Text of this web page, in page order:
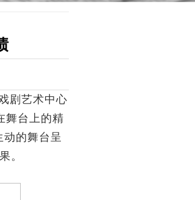
剧艺术中心
舞台上的精
动的舞台呈
。